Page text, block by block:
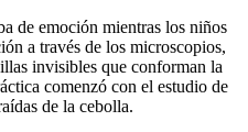
de emoción mientras los niños
a través de los microscopios,
invisibles que conforman la
comenzó con el estudio de
de la cebolla.